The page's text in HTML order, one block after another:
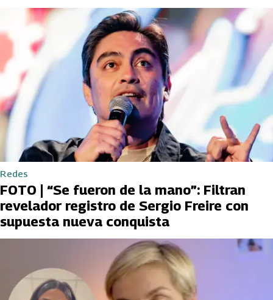
Redes
FOTO | “Se fueron de la mano”: Filtran
revelador registro de Sergio Freire con
supuesta nueva conquista